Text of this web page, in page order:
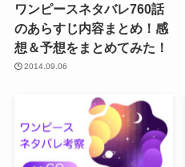
ワンピースネタバレ760話
のあらすじ内容まとめ！感
想＆予想をまとめてみた！
2014.09.06